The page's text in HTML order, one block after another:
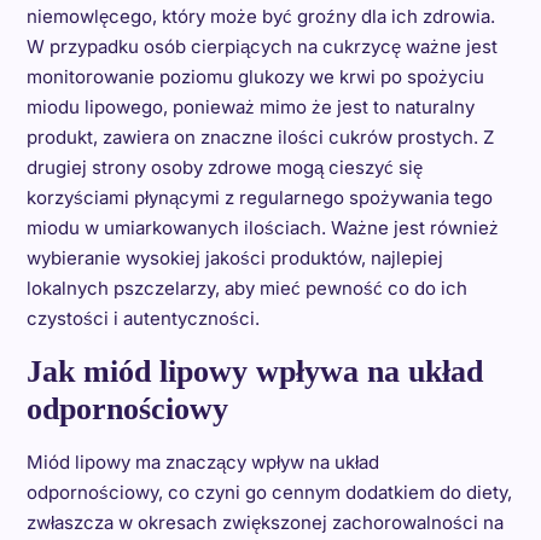
niemowlęcego, który może być groźny dla ich zdrowia.
W przypadku osób cierpiących na cukrzycę ważne jest
monitorowanie poziomu glukozy we krwi po spożyciu
miodu lipowego, ponieważ mimo że jest to naturalny
produkt, zawiera on znaczne ilości cukrów prostych. Z
drugiej strony osoby zdrowe mogą cieszyć się
korzyściami płynącymi z regularnego spożywania tego
miodu w umiarkowanych ilościach. Ważne jest również
wybieranie wysokiej jakości produktów, najlepiej
lokalnych pszczelarzy, aby mieć pewność co do ich
czystości i autentyczności.
Jak miód lipowy wpływa na układ
odpornościowy
Miód lipowy ma znaczący wpływ na układ
odpornościowy, co czyni go cennym dodatkiem do diety,
zwłaszcza w okresach zwiększonej zachorowalności na